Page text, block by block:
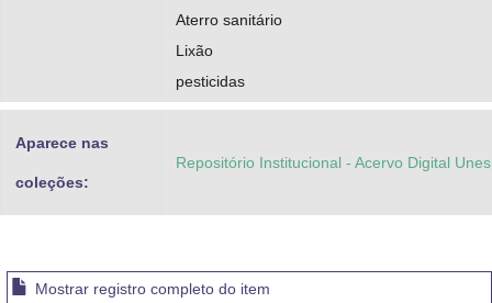
Aterro sanitário
Lixão
pesticidas
Aparece nas
coleções:
Repositório Institucional - Acervo Digital
Mostrar registro completo do item